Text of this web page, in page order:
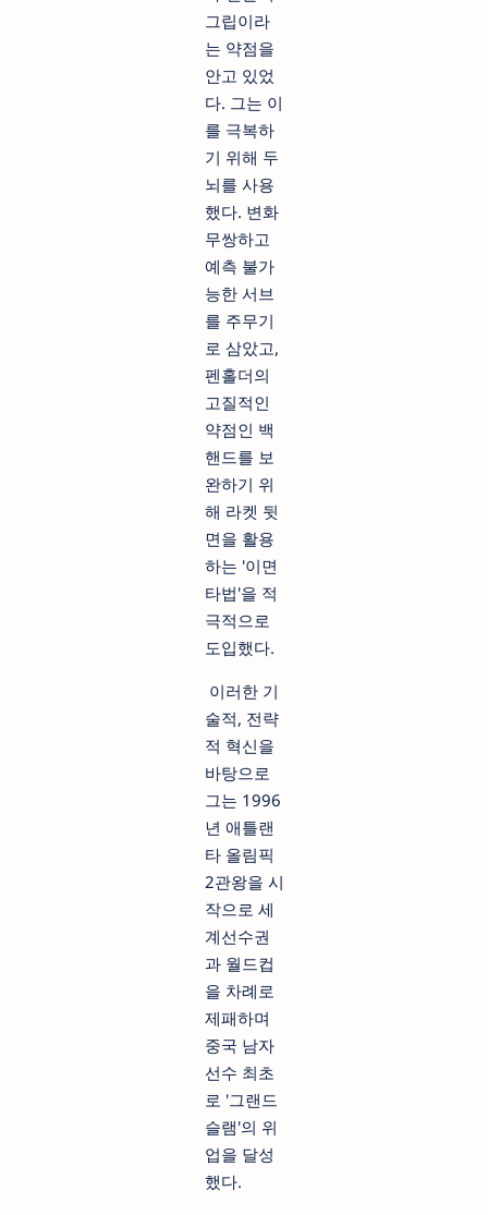
그립이라
는 약점을
안고 있었
다. 그는 이
를 극복하
기 위해 두
뇌를 사용
했다. 변화
무쌍하고
예측 불가
능한 서브
를 주무기
로 삼았고,
펜홀더의
고질적인
약점인 백
핸드를 보
완하기 위
해 라켓 뒷
면을 활용
하는 '이면
타법'을 적
극적으로
도입했다.
이러한 기
술적, 전략
적 혁신을
바탕으로
그는 1996
년 애틀랜
타 올림픽
2관왕을 시
작으로 세
계선수권
과 월드컵
을 차례로
제패하며
중국 남자
선수 최초
로 '그랜드
슬램'의 위
업을 달성
했다.